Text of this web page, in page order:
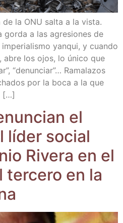
la ONU sal­ta a la vis­ta.
gor­da a las agre­sio­nes de
yan­qui, y cuan­do
abre los ojos, lo úni­co que
“denun­ciar”… Rama­la­zos
por la boca a la que
[…]
el
líder social
Rive­ra en el
ter­ce­ro en la